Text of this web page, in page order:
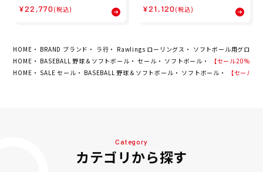
ルラウンド用 ソフトボール
¥22,770 (税込)
ブ ミット グローブ ソフトボ
DYZ6 レディース 女性 25S
P 春
¥21,120 (税込)
HOME BRAND ブランド ラ行 Rawlings ローリングス
ソフトボール用グローブ
HOME
BASEBALL 野球＆ソフトボール セール ソフトボール
【セール
HOME
SALE セール BASEBALL 野球＆ソフトボール ソフトボール 【セール
Category
カテゴリから探す